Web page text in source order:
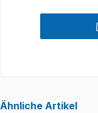
Ähnliche Artikel